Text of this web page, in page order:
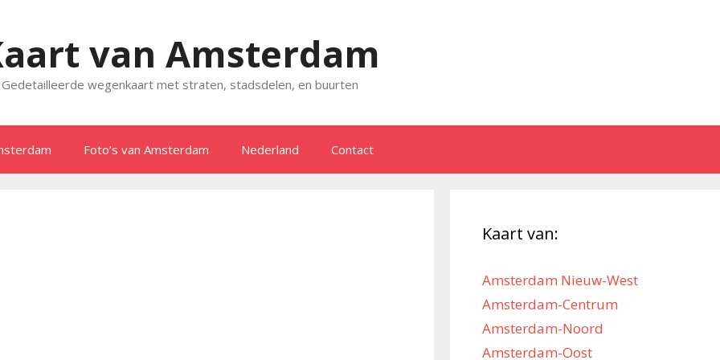
van Amsterdam
Gedetailleerde wegenkaart met straten, stadsdelen, en buurten
Foto’s van Amsterdam Nederland Contact
Kaart van:
Amsterdam Nieuw-West
Amsterdam-Centrum
Amsterdam-Noord
Amsterdam-Oost